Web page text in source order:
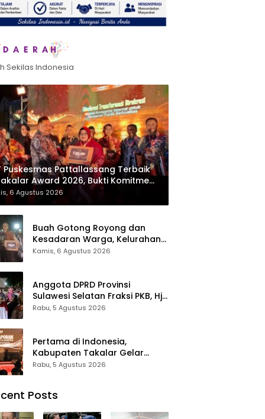
Sekilas Indonesia
Puskesmas Pattallassang Terbaik
Award 2026, Bukti Komitmen
Pelayanan Kesehatan
6 Agustus 2026
Buah Gotong Royong dan
Kesadaran Warga, Kelurahan
Patte’ne Menjadi Bintang
Kamis, 6 Agustus 2026
Anggota DPRD Provinsi
Sulawesi Selatan Fraksi PKB, Hj.
Fadilah Fahriana Hadiri Dan
Pengabdian Melalui Malam
Apresiasi dan Inovasi Award
2026
Rabu, 5 Agustus 2026
Pertama di Indonesia,
Kabupaten Takalar Gelar
Malam Apresiasi dan Inovasi
Publik Berprestasi
Rabu, 5 Agustus 2026
Posts